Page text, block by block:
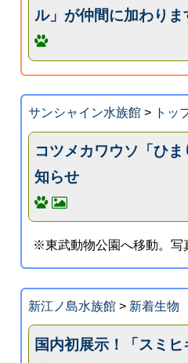
ル」が仲間に加わりま
サンシャイン水族館> トッ
コツメカワウソ「ひ
知らせ
※東武動物公園へ移動。写
新江ノ島水族館> 新着生物
国内初展示！「スミ